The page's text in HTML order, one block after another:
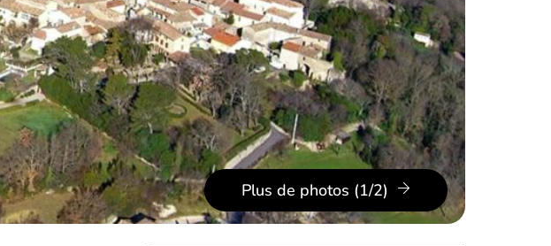
Plus de photos (1/2)